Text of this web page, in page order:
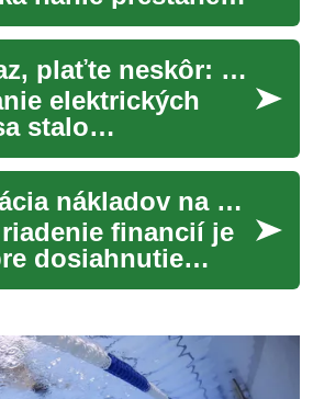
týždňa
bielizne.
Kúpte teraz, plaťte neskôr: Nový spôsob financovania elektrických bicyklov
elektrických
stalo
vďaka novému
- "Kúpte
neskôr". T...
Optimalizácia nákladov na vaše finančné záväzky
financií je
dosiahnutie
osobných
sa
e...